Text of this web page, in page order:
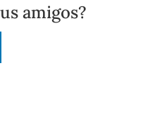
amigos?